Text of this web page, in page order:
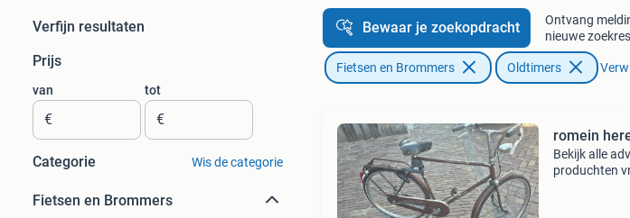
Verfijn resultaten
Prijs
van
€
tot
€
Categorie Wis de categorie
Fietsen en Brommers
Bewaar je zoekopdracht
Ontvang
nieuwe
Fietsen en Brommers Oldtimers
Bekijk alle
produchten